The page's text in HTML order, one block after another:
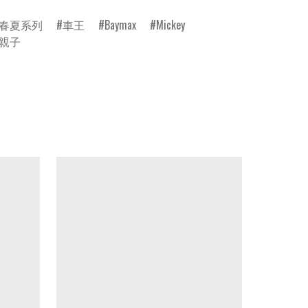
夏系列 車王 Baymax
Mickey
子